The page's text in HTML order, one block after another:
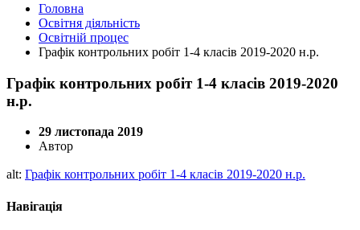
Головна
Освітня діяльність
Освітній процес
Графік контрольних робіт 1-4 класів 2019-2020 н.р.
Графік контрольних робіт 1-4 класів 2019-2020
н.р.
29 листопада 2019
Автор
alt: Графік контрольних робіт 1-4 класів 2019-2020 н.р.
Навігація